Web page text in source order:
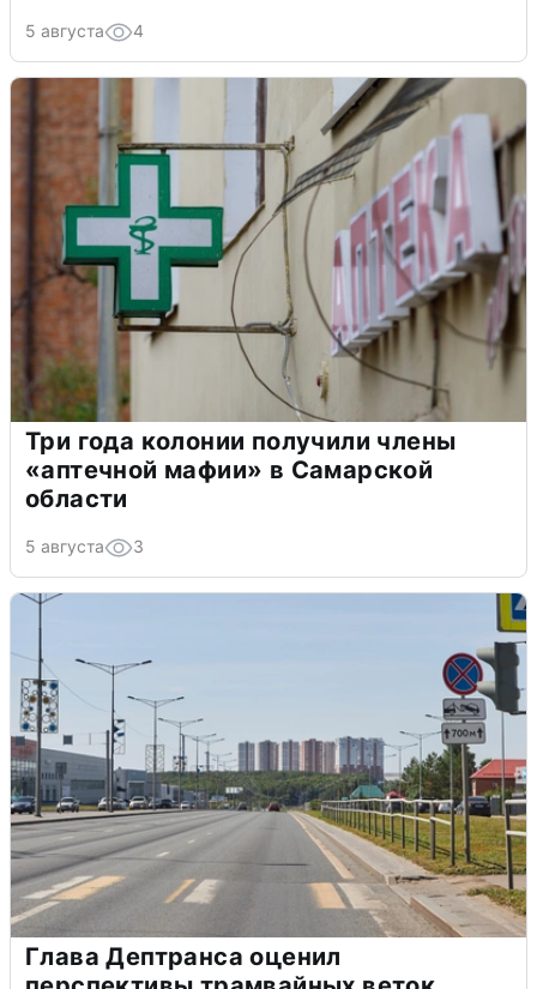
5 августа 4
Три года колонии получили члены
«аптечной мафии» в Самарской
области
5 августа 3
Глава Дептранса оценил